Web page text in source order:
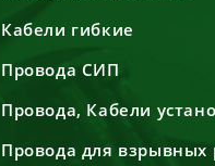
Кабели гибкие
Провода СИП
Провода, Кабели
Провода для взрывных